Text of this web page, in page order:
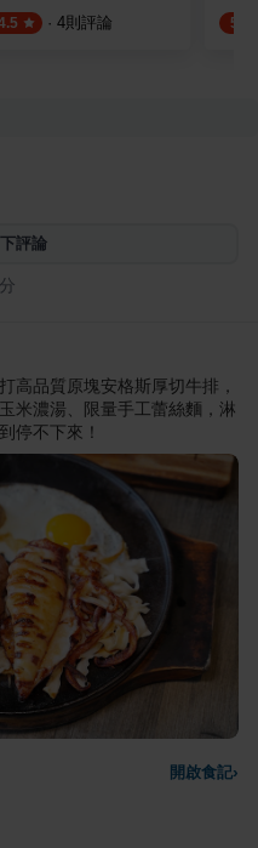
· 4則評論 5.0
評論
高品質原塊安格斯厚切牛排，
米濃湯、限量手工蕾絲麵，淋
停不下來！
開啟食記›